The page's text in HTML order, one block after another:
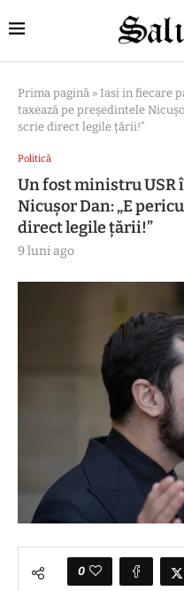
Prima pagină » Iasi in fiecare
taxează pe președintele
scrie direct legile țării!”
Politică
Un fost ministru USR
Nicușor Dan: „E
direct legile țării!”
9 luni ago
0